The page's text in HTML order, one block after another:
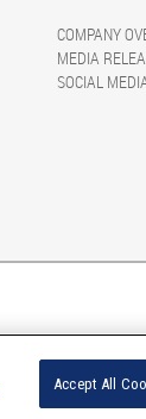
COMPANY
MEDIA
SOCIAL
Accept All